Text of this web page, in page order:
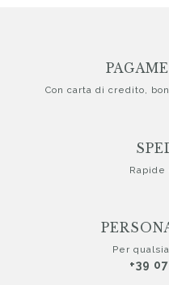
Con carta di credito,
Rapide
Per
+39